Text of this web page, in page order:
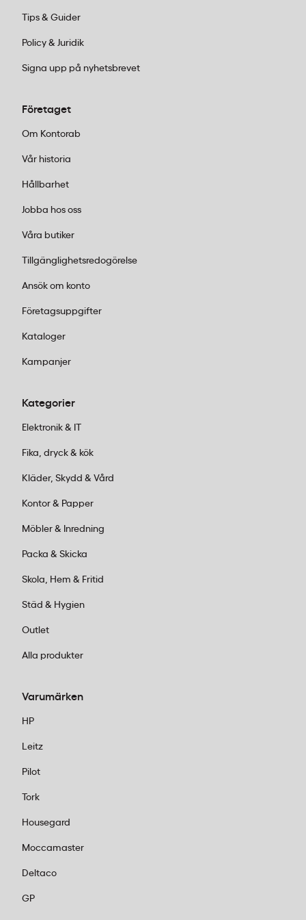
Vilken tjocklek ska en sopsäck ha för
För normalt kontorsavfall räcker 0,035–0,045 mm
papper, plast och lättare restavfall utan att gå
Tips & Guider
Policy & Juridik
Signa upp på nyhetsbrevet
Företaget
Om Kontorab
Vår historia
Hållbarhet
Jobba hos oss
Våra butiker
Tillgänglighetsredogörelse
Ansök om konto
Företagsuppgifter
Kataloger
Kampanjer
Kategorier
Elektronik & IT
Fika, dryck & kök
Kläder, Skydd & Vård
Kontor & Papper
Möbler & Inredning
Packa & Skicka
Skola, Hem & Fritid
Städ & Hygien
Outlet
Alla produkter
Varumärken
HP
Leitz
Pilot
Tork
Housegard
Moccamaster
Deltaco
GP